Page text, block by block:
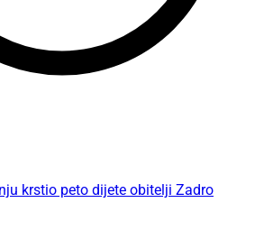
krstio peto dijete obitelji Zadro